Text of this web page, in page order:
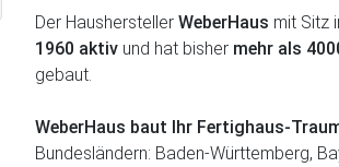
Der Haushersteller WeberHaus mit Sitz
1960 aktiv und hat bisher mehr als
gebaut.
WeberHaus baut Ihr Fertighaus-
Bundesländern: Baden-Württemberg,